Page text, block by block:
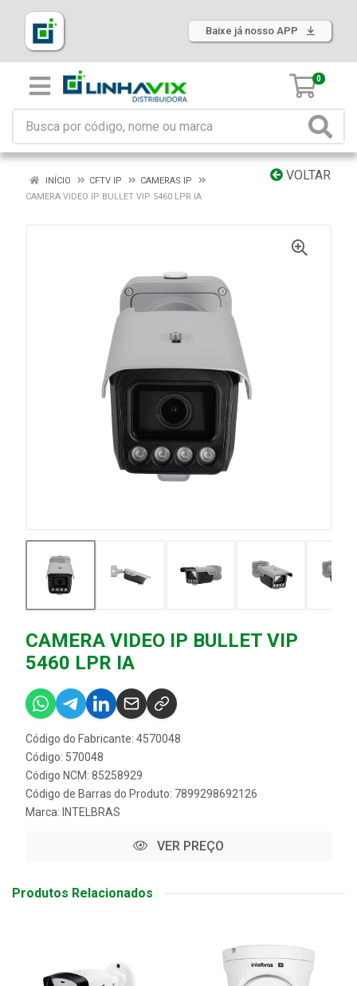
Baixe já nosso APP
0
VOLTAR
INÍCIO CFTV IP
CAMERAS IP
CAMERA VIDEO IP BULLET VIP 5460 LPR IA
CAMERA VIDEO IP BULLET VIP
5460 LPR IA
Código do Fabricante: 4570048
Código: 570048
Código NCM: 85258929
Código de Barras do Produto: 7899298692126
Marca: INTELBRAS
VER PREÇO
Produtos Relacionados